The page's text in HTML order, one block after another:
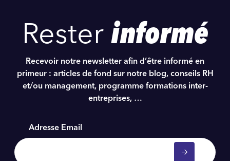
Rester informé
Recevoir notre newsletter afin d’être informé en
primeur : articles de fond sur notre blog, conseils RH
et/ou management, programme formations inter-
entreprises, …
Adresse Email